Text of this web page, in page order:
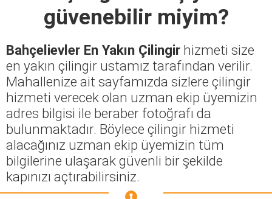
güvenebilir miyim?
Bahçelievler En Yakın Çilingir hizmeti size
en yakın çilingir ustamız tarafından verilir.
Mahallenize ait sayfamızda sizlere çilingir
hizmeti verecek olan uzman ekip üyemizin
adres bilgisi ile beraber fotoğrafı da
bulunmaktadır. Böylece çilingir hizmeti
alacağınız uzman ekip üyemizin tüm
bilgilerine ulaşarak güvenli bir şekilde
kapınızı açtırabilirsiniz.